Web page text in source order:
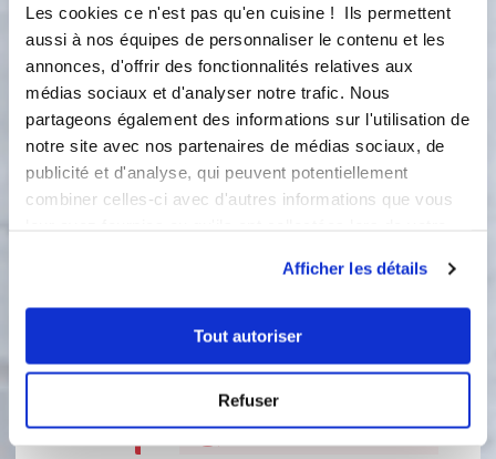
Les cookies ce n'est pas qu'en cuisine ! Ils permettent
aussi à nos équipes de personnaliser le contenu et les
annonces, d'offrir des fonctionnalités relatives aux
médias sociaux et d'analyser notre trafic. Nous
partageons également des informations sur l'utilisation de
notre site avec nos partenaires de médias sociaux, de
publicité et d'analyse, qui peuvent potentiellement
combiner celles-ci avec d'autres informations que vous
Afficher les détails
Tout autoriser
Refuser
Petrissage : 15s
5
Sortez le pâton, divisez-le en 10
morceaux d'environ 90 g chacun.
Formez des boules et mettez-les dans
le moule à tarte cannelé posé au
préalable sur une plaque perforée en
6
Mettez 15 g de beurre dans le bol.
Faites-le fondre 2 mn, 50 °C, vitesse
2min
3